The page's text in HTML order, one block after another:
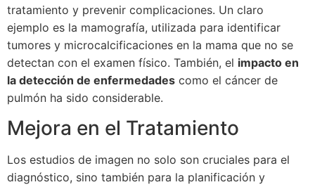
tratamiento y prevenir complicaciones. Un claro
ejemplo es la mamografía, utilizada para identificar
tumores y microcalcificaciones en la mama que no se
detectan con el examen físico. También, el impacto en
la detección de enfermedades como el cáncer de
pulmón ha sido considerable.
Mejora en el Tratamiento
Los estudios de imagen no solo son cruciales para el
diagnóstico, sino también para la planificación y